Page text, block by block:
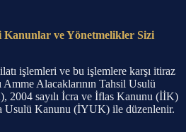
ve Yönetmelikler Sizi
işlemleri ve bu işlemlere karşı itiraz
Amme Alacaklarının Tahsil Usulü
2004 sayılı İcra ve İflas Kanunu (İİK)
Usulü Kanunu (İYUK) ile düzenlenir.